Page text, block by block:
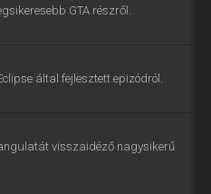
GTA részről.
által fejlesztett epizódról.
visszaidéző nagysikerű